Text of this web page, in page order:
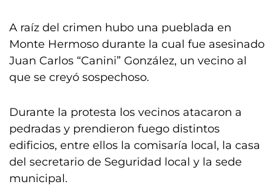
A raíz del crimen hubo una pueblada en
Monte Hermoso durante la cual fue asesinado
Juan Carlos “Canini” González, un vecino al
que se creyó sospechoso.
Durante la protesta los vecinos atacaron a
pedradas y prendieron fuego distintos
edificios, entre ellos la comisaría local, la casa
del secretario de Seguridad local y la sede
municipal.